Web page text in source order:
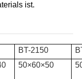
ist.
BT-2150
50×60×50